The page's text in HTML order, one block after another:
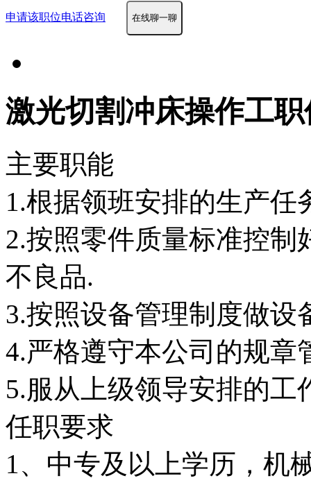
申请该职位电话咨询 在线聊一聊
激光切割冲床操作工
主要职能
1.根据领班安排的生产任
2.按照零件质量标准控
不良品.
3.按照设备管理制度做设
4.严格遵守本公司的规章
5.服从上级领导安排的工
任职要求
1、中专及以上学历，机